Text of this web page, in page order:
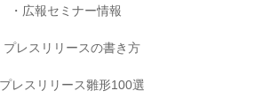
広報セミナー情報
プレスリリースの書き方
プレスリリース雛形100選